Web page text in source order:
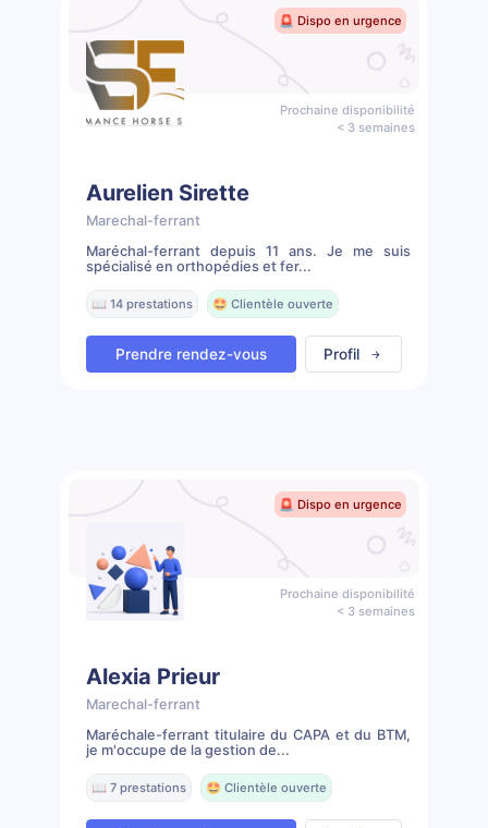
🚨 Dispo en urgence
Prochaine disponibilité
< 3 semaines
Aurelien Sirette
Marechal-ferrant
Maréchal-ferrant depuis 11 ans. Je me suis
spécialisé en orthopédies et fer...
📖 14 prestations 🤩 Clientèle ouverte
Prendre rendez-vous Profil
🚨 Dispo en urgence
Prochaine disponibilité
< 3 semaines
Alexia Prieur
Marechal-ferrant
Maréchale-ferrant titulaire du CAPA et du BTM,
je m'occupe de la gestion de...
📖 7 prestations 🤩 Clientèle ouverte